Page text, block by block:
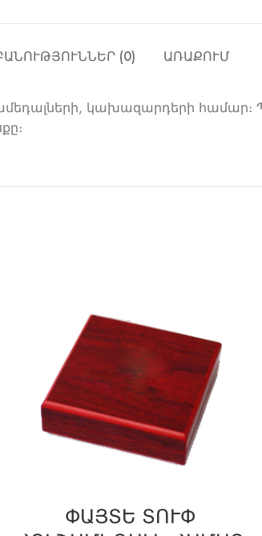
(0) ԱՌԱՔՈՒՄ
կախազարդերի
ՓԱՅՏԵ ՏՈՒՓ